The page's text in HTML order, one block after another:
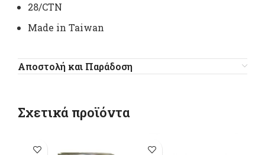
28/CTN
Μade in Taiwan
Αποστολή και Παράδοση
Σχετικά προϊόντα